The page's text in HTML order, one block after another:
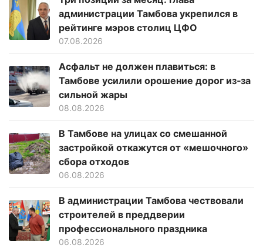
администрации Тамбова укрепился в
рейтинге мэров столиц ЦФО
07.08.2026
Асфальт не должен плавиться: в
Тамбове усилили орошение дорог из‑за
сильной жары
08.08.2026
В Тамбове на улицах со смешанной
застройкой откажутся от «мешочного»
сбора отходов
06.08.2026
В администрации Тамбова чествовали
строителей в преддверии
профессионального праздника
06.08.2026